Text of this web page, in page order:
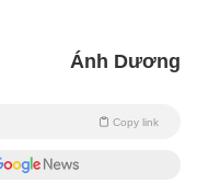
Ánh Dương
Copy link